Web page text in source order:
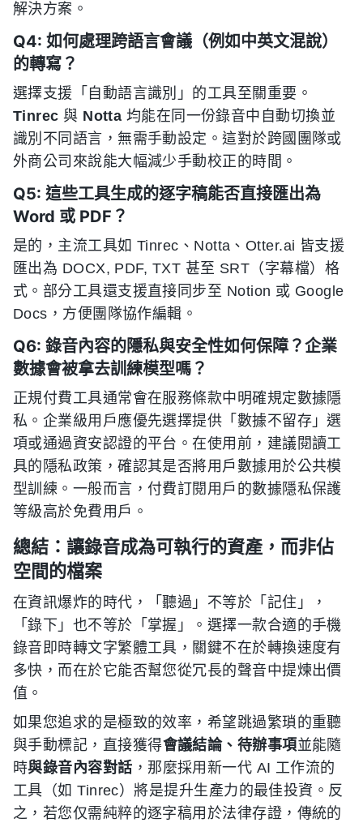
解決方案。
Q4: 如何處理跨語言會議（例如中英文混說）
的轉寫？
選擇支援「自動語言識別」的工具至關重要。
Tinrec 與 Notta 均能在同一份錄音中自動切換並
識別不同語言，無需手動設定。這對於跨國團隊或
外商公司來說能大幅減少手動校正的時間。
Q5: 這些工具生成的逐字稿能否直接匯出為
Word 或 PDF？
是的，主流工具如 Tinrec、Notta、Otter.ai 皆支援
匯出為 DOCX, PDF, TXT 甚至 SRT（字幕檔）格
式。部分工具還支援直接同步至 Notion 或 Google
Docs，方便團隊協作編輯。
Q6: 錄音內容的隱私與安全性如何保障？企業
數據會被拿去訓練模型嗎？
正規付費工具通常會在服務條款中明確規定數據隱
私。企業級用戶應優先選擇提供「數據不留存」選
項或通過資安認證的平台。在使用前，建議閱讀工
具的隱私政策，確認其是否將用戶數據用於公共模
型訓練。一般而言，付費訂閱用戶的數據隱私保護
等級高於免費用戶。
總結：讓錄音成為可執行的資產，而非佔
空間的檔案
在資訊爆炸的時代，「聽過」不等於「記住」，
「錄下」也不等於「掌握」。選擇一款合適的手機
錄音即時轉文字繁體工具，關鍵不在於轉換速度有
多快，而在於它能否幫您從冗長的聲音中提煉出價
值。
如果您追求的是極致的效率，希望跳過繁瑣的重聽
與手動標記，直接獲得會議結論、待辦事項並能隨
時與錄音內容對話 ，那麼採用新一代 AI 工作流的
工具（如 Tinrec）將是提升生產力的最佳投資。反
之，若您仅需純粹的逐字稿用於法律存證，傳統的